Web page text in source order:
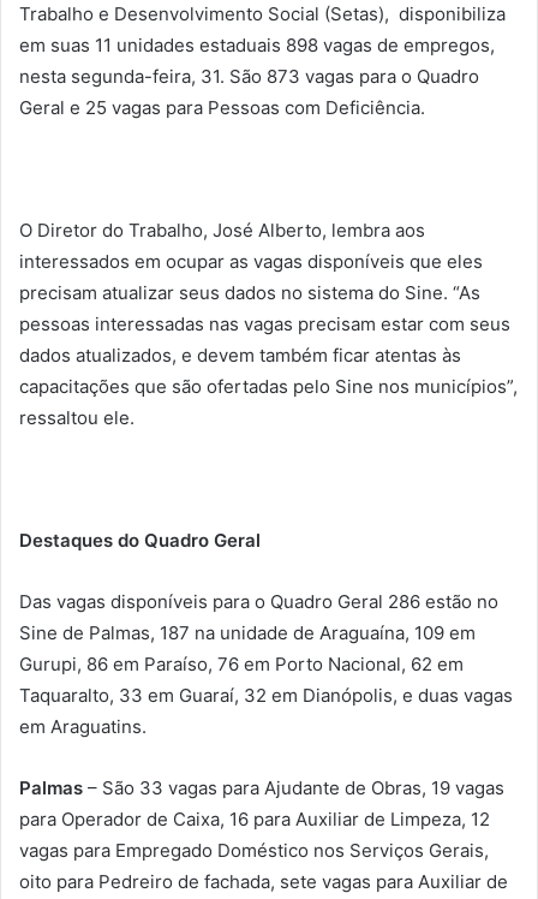
Trabalho e Desenvolvimento Social (Setas), disponibiliza
em suas 11 unidades estaduais 898 vagas de empregos,
nesta segunda-feira, 31. São 873 vagas para o Quadro
Geral e 25 vagas para Pessoas com Deficiência.
O Diretor do Trabalho, José Alberto, lembra aos
interessados em ocupar as vagas disponíveis que eles
precisam atualizar seus dados no sistema do Sine. “As
pessoas interessadas nas vagas precisam estar com seus
dados atualizados, e devem também ficar atentas às
capacitações que são ofertadas pelo Sine nos municípios”,
ressaltou ele.
Destaques do Quadro Geral
Das vagas disponíveis para o Quadro Geral 286 estão no
Sine de Palmas, 187 na unidade de Araguaína, 109 em
Gurupi, 86 em Paraíso, 76 em Porto Nacional, 62 em
Taquaralto, 33 em Guaraí, 32 em Dianópolis, e duas vagas
em Araguatins.
Palmas – São 33 vagas para Ajudante de Obras, 19 vagas
para Operador de Caixa, 16 para Auxiliar de Limpeza, 12
vagas para Empregado Doméstico nos Serviços Gerais,
oito para Pedreiro de fachada, sete vagas para Auxiliar de